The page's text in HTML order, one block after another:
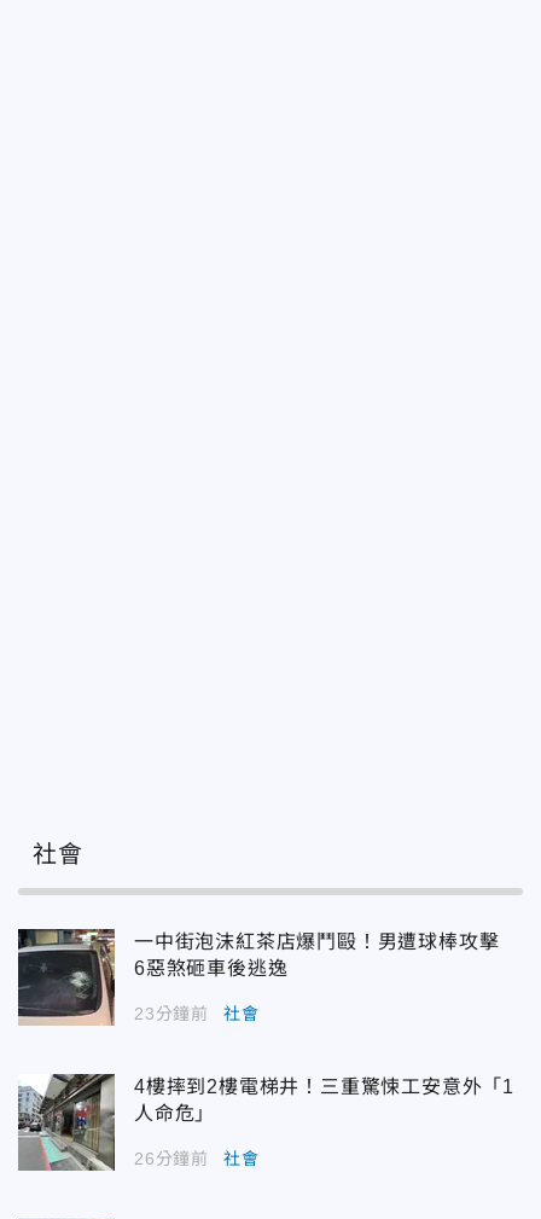
社會
一中街泡沫紅茶店爆鬥毆！男遭球棒攻擊
6惡煞砸車後逃逸
23分鐘前 社會
4樓摔到2樓電梯井！三重驚悚工安意外「1
人命危」
26分鐘前 社會